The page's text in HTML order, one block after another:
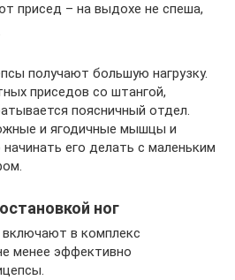
присед – на выдохе не спеша,
получают большую нагрузку.
приседов со штангой,
поясничный отдел.
и ягодичные мышцы и
его делать с маленьким
ног
в комплекс
менее эффективно